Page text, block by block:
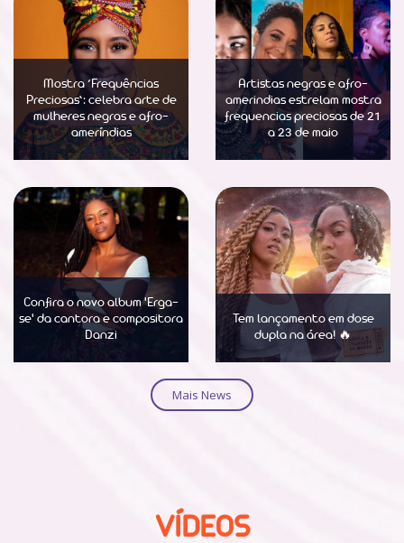
Mostra ‘Frequências
Preciosas’: celebra arte de
mulheres negras e afro-
ameríndias
Artistas negras e afro-
amerindias estrelam mostra
frequencias preciosas de 21
a 23 de maio
Confira o novo album 'Erga-
se' da cantora e compositora
Danzi
Tem lançamento em dose
dupla na área! 🔥
Mais News
VÍDEOS